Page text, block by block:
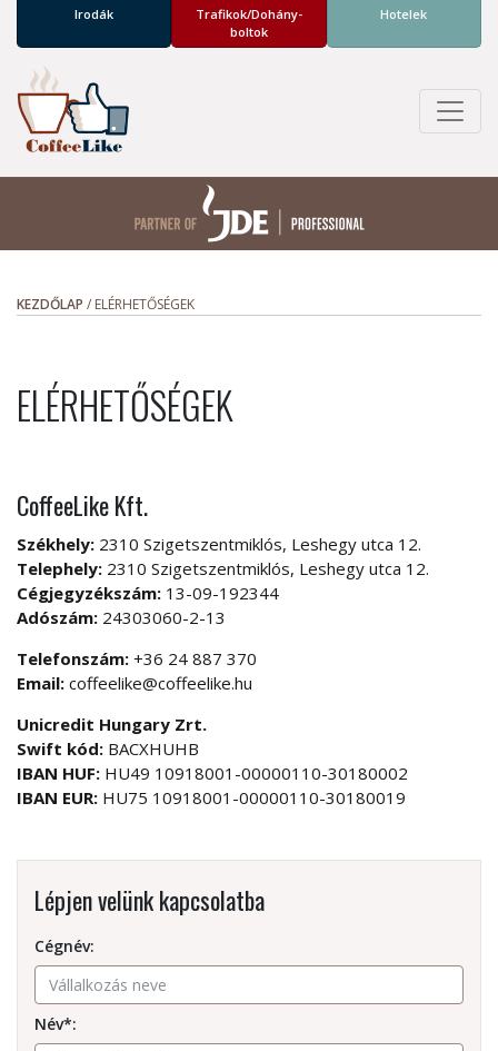
Irodák
Trafikok/­Dohány­
boltok
Hotelek
KEZDŐLAP / ELÉRHETŐSÉGEK
ELÉRHETŐSÉGEK
CoffeeLike Kft.
Székhely: 2310 Szigetszentmiklós, Leshegy utca 12.
Telephely: 2310 Szigetszentmiklós, Leshegy utca 12.
Cégjegyzékszám: 13-09-192344
Adószám: 24303060-2-13
Telefonszám: +36 24 887 370
Email: coffeelike@coffeelike.hu
Unicredit Hungary Zrt.
Swift kód: BACXHUHB
IBAN HUF: HU49 10918001-00000110-30180002
IBAN EUR: HU75 10918001-00000110-30180019
Lépjen velünk kapcsolatba
Cégnév:
Név*: